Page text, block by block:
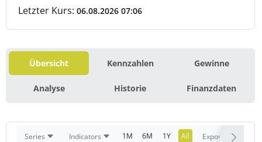
Letzter Kurs: 06.08.2026 07:06
Übersicht Kennzahlen Gewinne
Analyse Historie Finanzdaten
Series Indicators 1M 6M 1Y All Export